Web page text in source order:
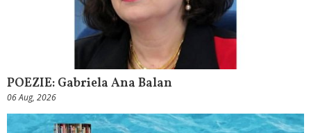
POEZIE: Gabriela Ana Balan
06 Aug, 2026